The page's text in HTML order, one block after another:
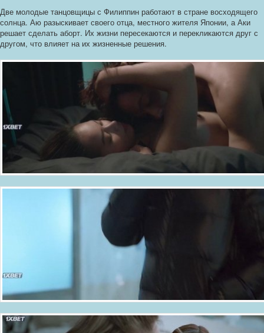
Две молодые танцовщицы с Филиппин работают в стране восходящего
солнца. Аю разыскивает своего отца, местного жителя Японии, а Аки
решает сделать аборт. Их жизни пересекаются и перекликаются друг с
другом, что влияет на их жизненные решения.